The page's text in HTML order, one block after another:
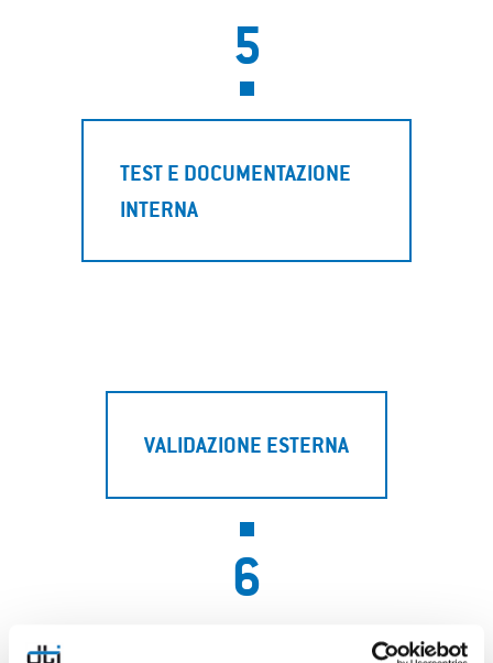
5
TEST E DOCUMENTAZIONE
INTERNA
6
VALIDAZIONE ESTERNA